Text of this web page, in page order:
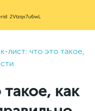
Calltouch
2Vtzqx7u6wL
лист: что это такое,
как